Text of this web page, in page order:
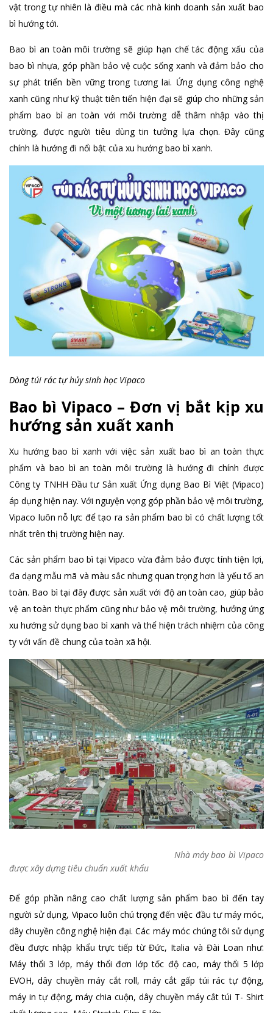
vật trong tự nhiên là điều mà các nhà kinh doanh sản xuất bao
bì hướng tới.
Bao bì an toàn môi trường sẽ giúp hạn chế tác động xấu của
bao bì nhựa, góp phần bảo vệ cuộc sống xanh và đảm bảo cho
sự phát triển bền vững trong tương lai. Ứng dụng công nghệ
xanh cũng như kỹ thuật tiên tiến hiện đại sẽ giúp cho những sản
phẩm bao bì an toàn với môi trường dễ thâm nhập vào thị
trường, được người tiêu dùng tin tưởng lựa chọn. Đây cũng
chính là hướng đi nổi bật của xu hướng bao bì xanh.
Dòng túi rác tự hủy sinh học Vipaco
Bao bì Vipaco – Đơn vị bắt kịp xu
hướng sản xuất xanh
Xu hướng bao bì xanh với việc sản xuất bao bì an toàn thực
phẩm và bao bì an toàn môi trường là hướng đi chính được
Công ty TNHH Đầu tư Sản xuất Ứng dụng Bao Bì Việt (Vipaco)
áp dụng hiện nay. Với nguyện vọng góp phần bảo vệ môi trường,
Vipaco luôn nỗ lực để tạo ra sản phẩm bao bì có chất lượng tốt
nhất trên thị trường hiện nay.
Các sản phẩm bao bì tại Vipaco vừa đảm bảo được tính tiện lợi,
đa dạng mẫu mã và màu sắc nhưng quan trọng hơn là yếu tố an
toàn. Bao bì tại đây được sản xuất với độ an toàn cao, giúp bảo
vệ an toàn thực phẩm cũng như bảo vệ môi trường, hưởng ứng
xu hướng sử dụng bao bì xanh và thể hiện trách nhiệm của công
ty với vấn đề chung của toàn xã hội.
Nhà máy bao bì Vipaco
được xây dựng tiêu chuẩn xuất khẩu
Để góp phần nâng cao chất lượng sản phẩm bao bì đến tay
người sử dụng, Vipaco luôn chú trọng đến việc đầu tư máy móc,
dây chuyền công nghệ hiện đại. Các máy móc chúng tôi sử dụng
đều được nhập khẩu trực tiếp từ Đức, Italia và Đài Loan như:
Máy thổi 3 lớp, máy thổi đơn lớp tốc độ cao, máy thổi 5 lớp
EVOH, dây chuyền máy cắt roll, máy cắt gấp túi rác tự động,
máy in tự động, máy chia cuộn, dây chuyền máy cắt túi T- Shirt